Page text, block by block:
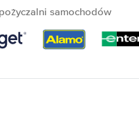
samochodów